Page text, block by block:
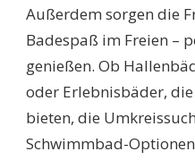
Außerdem sorgen die
Badespaß im Freien –
genießen. Ob
oder Erlebnisbäder,
bieten, die
Schwimmbad-